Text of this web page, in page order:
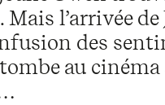
l’arrivée
des
au